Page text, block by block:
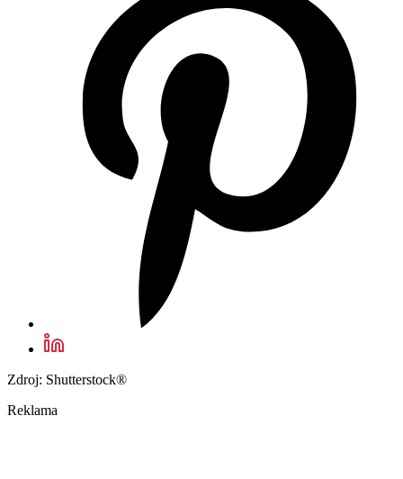
Zdroj: Shutterstock®
Reklama